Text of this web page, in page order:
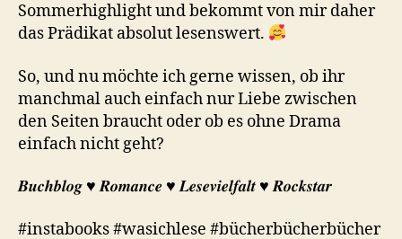
Sommerhighlight und bekommt von mir daher
das Prädikat absolut lesenswert.
So, und nu möchte ich gerne wissen, ob ihr
manchmal auch einfach nur Liebe zwischen
den Seiten braucht oder ob es ohne Drama
einfach nicht geht?
𝑩𝒖𝒄𝒉𝒃𝒍𝒐𝒈 ♥︎ 𝑹𝒐𝒎𝒂𝒏𝒄𝒆 ♥︎ 𝑳𝒆𝒔𝒆𝒗𝒊𝒆𝒍𝒇𝒂𝒍𝒕 ♥︎ 𝑹𝒐𝒄𝒌𝒔𝒕𝒂𝒓
#instabooks #wasichlese #bücherbücherbücher